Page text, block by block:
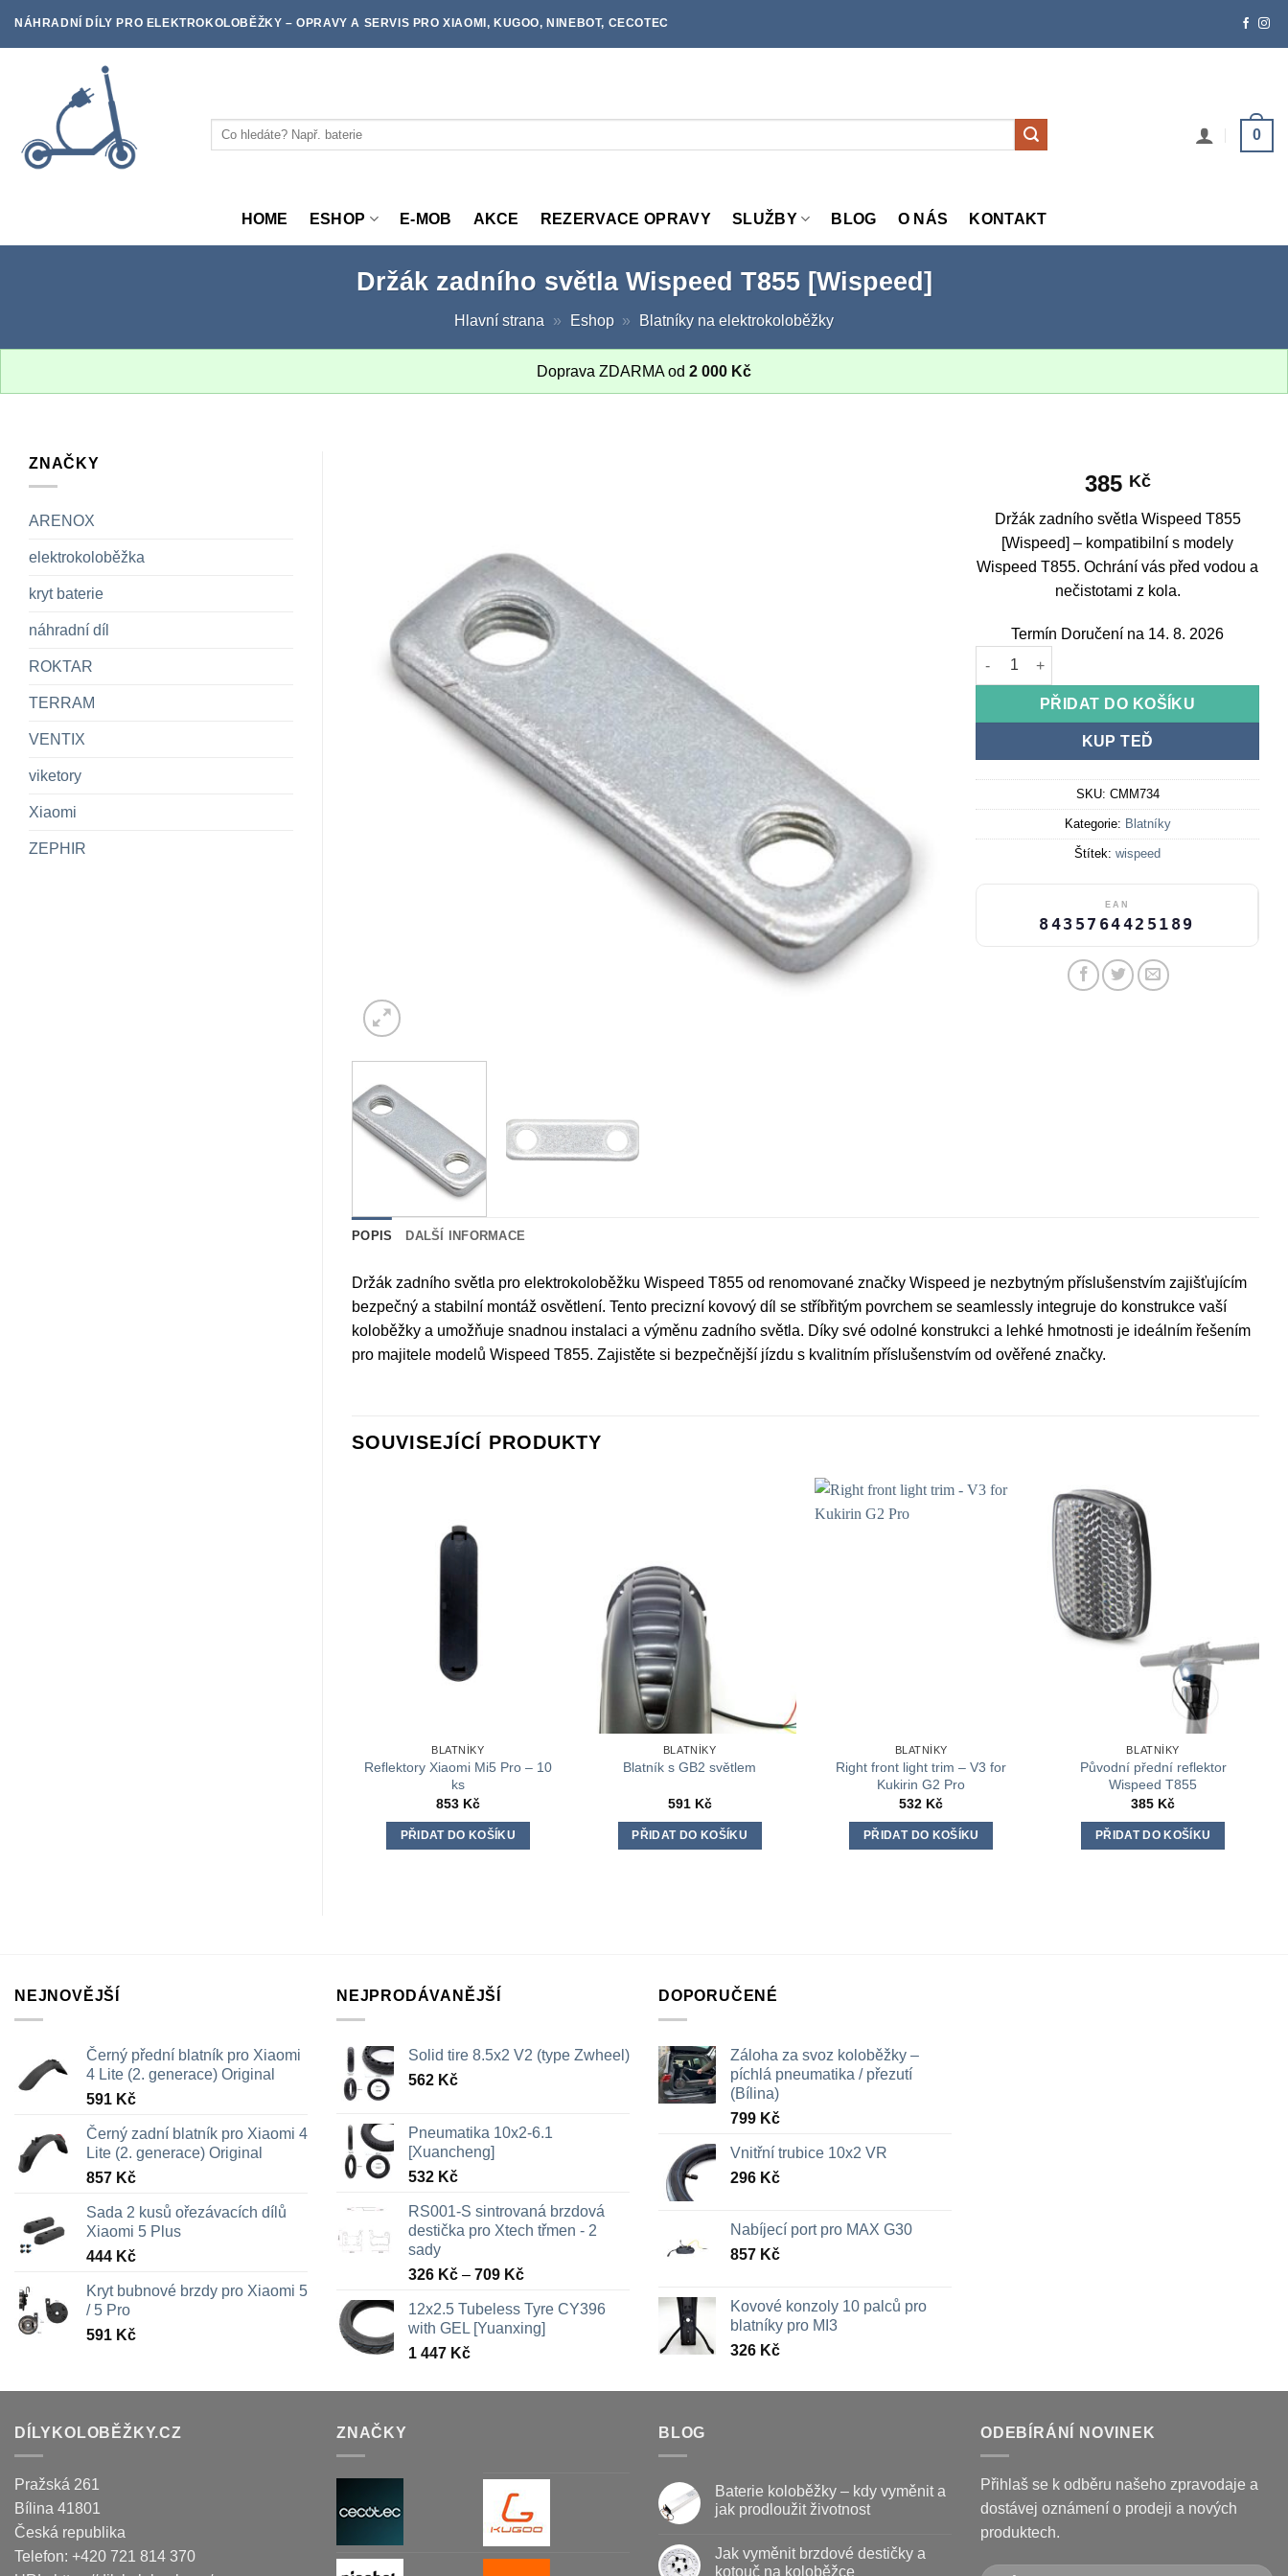
NÁHRADNÍ DÍLY PRO ELEKTROKOLOBĚŽKY – OPRAVY A SERVIS PRO XIAOMI, KUGOO, NINEBOT, CECOTEC
Hledat: 0
HOME ESHOP E-MOB AKCE REZERVACE OPRAVY SLUŽBY BLOG O NÁS KONTAKT
Držák zadního světla Wispeed T855 [Wispeed]
Hlavní strana » Eshop » Blatníky na elektrokoloběžky
Doprava ZDARMA od 2 000 Kč
ZNAČKY
ARENOX
elektrokoloběžka
kryt baterie
náhradní díl
ROKTAR
TERRAM
VENTIX
viketory
Xiaomi
ZEPHIR
385 Kč
Držák zadního světla Wispeed T855
[Wispeed] – kompatibilní s modely
Wispeed T855. Ochrání vás před vodou a
nečistotami z kola.
Termín Doručení na 14. 8. 2026
Držák zadního světla Wispeed T855 [Wispeed]
PŘIDAT DO KOŠÍKU
KUP TEĎ
SKU: CMM734
Kategorie: Blatníky
Štítek:wispeed
EAN
8435764425189
POPIS DALŠÍ INFORMACE
Držák zadního světla pro elektrokoloběžku Wispeed T855 od renomované značky Wispeed je nezbytným příslušenstvím zajišťujícím
bezpečný a stabilní montáž osvětlení. Tento precizní kovový díl se stříbřitým povrchem se seamlessly integruje do konstrukce vaší
koloběžky a umožňuje snadnou instalaci a výměnu zadního světla. Díky své odolné konstrukci a lehké hmotnosti je ideálním řešením
pro majitele modelů Wispeed T855. Zajistěte si bezpečnější jízdu s kvalitním příslušenstvím od ověřené značky.
SOUVISEJÍCÍ PRODUKTY
BLATNÍKY
Reflektory Xiaomi Mi5 Pro – 10
ks
853 Kč
PŘIDAT DO KOŠÍKU
BLATNÍKY
Blatník s GB2 světlem
591 Kč
PŘIDAT DO KOŠÍKU
BLATNÍKY
Right front light trim – V3 for
Kukirin G2 Pro
532 Kč
PŘIDAT DO KOŠÍKU
BLATNÍKY
Původní přední reflektor
Wispeed T855
385 Kč
PŘIDAT DO KOŠÍKU
NEJNOVĚJŠÍ
Černý přední blatník pro Xiaomi
4 Lite (2. generace) Original
591 Kč
Černý zadní blatník pro Xiaomi 4
Lite (2. generace) Original
857 Kč
Sada 2 kusů ořezávacích dílů
Xiaomi 5 Plus
444 Kč
Kryt bubnové brzdy pro Xiaomi 5
/ 5 Pro
591 Kč
NEJPRODÁVANĚJŠÍ
Solid tire 8.5x2 V2 (type Zwheel)
562 Kč
Pneumatika 10x2-6.1
[Xuancheng]
532 Kč
RS001-S sintrovaná brzdová
destička pro Xtech třmen - 2
sady
326 Kč – 709 KčRozpětí
326 Kč
až
12x2.5 Tubeless Tyre CY396
with GEL [Yuanxing]
1 447 Kč
DOPORUČENÉ
Záloha za svoz koloběžky –
píchlá pneumatika / přezutí
(Bílina)
799 Kč
Vnitřní trubice 10x2 VR
296 Kč
Nabíjecí port pro MAX G30
857 Kč
Kovové konzoly 10 palců pro
blatníky pro MI3
326 Kč
DÍLYKOLOBĚŽKY.CZ
Pražská 261
Bílina 41801
Česká republika
Telefon: +420 721 814 370
ZNAČKY BLOG
Baterie koloběžky – kdy vyměnit a
jak prodloužit životnost
textu
Jak vyměnit brzdové destičky a
kotouč na koloběžce
ODEBÍRÁNÍ NOVINEK
Přihlaš se k odběru našeho zpravodaje a
dostávej oznámení o prodeji a nových
produktech.